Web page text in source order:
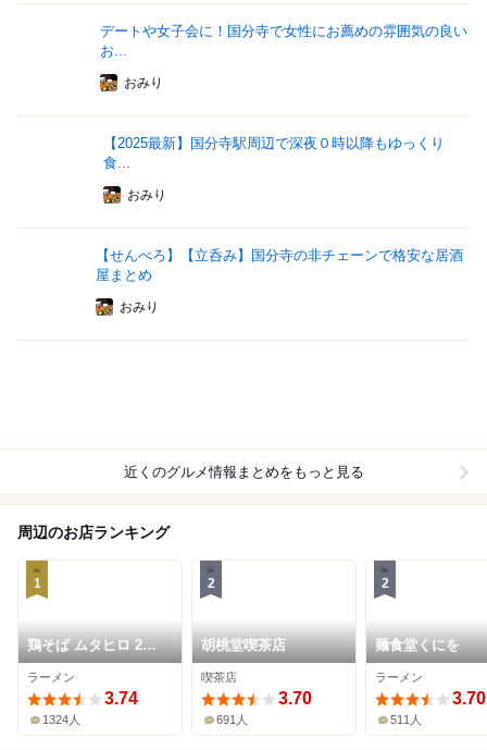
デートや女子会に！国分寺で女性にお薦めの雰囲気の良い
お...
おみり
【2025最新】国分寺駅周辺で深夜０時以降もゆっくり
食...
おみり
【せんべろ】【立呑み】国分寺の非チェーンで格安な居酒
屋まとめ
おみり
近くのグルメ情報まとめをもっと見る
周辺のお店ランキング
1
鶏そば ムタヒロ 2号
店
ラーメン
3.74
1324人
2
胡桃堂喫茶店
喫茶店
3.70
691人
2
麺食堂くにを
ラーメン
3.70
511人